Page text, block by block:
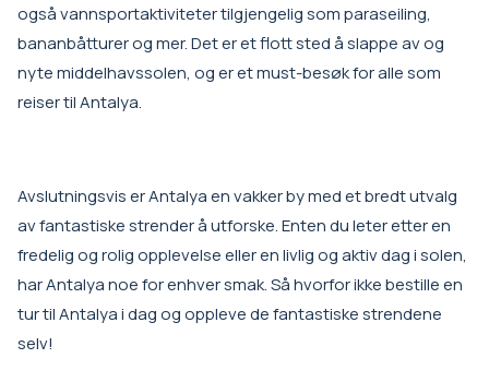
også vannsportaktiviteter tilgjengelig som paraseiling,
bananbåtturer og mer. Det er et flott sted å slappe av og
nyte middelhavssolen, og er et must-besøk for alle som
reiser til Antalya.
Avslutningsvis er Antalya en vakker by med et bredt utvalg
av fantastiske strender å utforske. Enten du leter etter en
fredelig og rolig opplevelse eller en livlig og aktiv dag i solen,
har Antalya noe for enhver smak. Så hvorfor ikke bestille en
tur til Antalya i dag og oppleve de fantastiske strendene
selv!